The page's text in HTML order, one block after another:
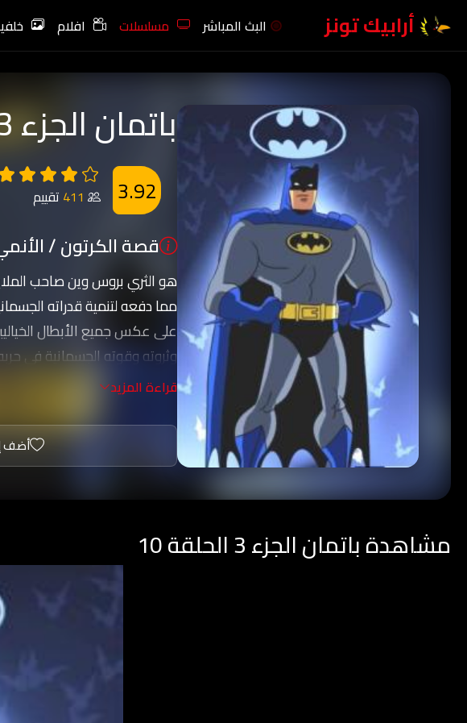
أرابيك تونز البث المباشر مسلسلات افلام
باتمان الجزء 3
411 تقييم 3.92
قصة الكرتون /
هو الثري بروس وين صاحب
مما دفعه لتنمية قدراته
على عكس جميع الأبطال
وثروته وقوته الجسمانية في
يحارب باتمان في المدينة
الغول.
قراءة المزيد
أضف
مشاهدة باتمان الجزء 3 الحلقة 10